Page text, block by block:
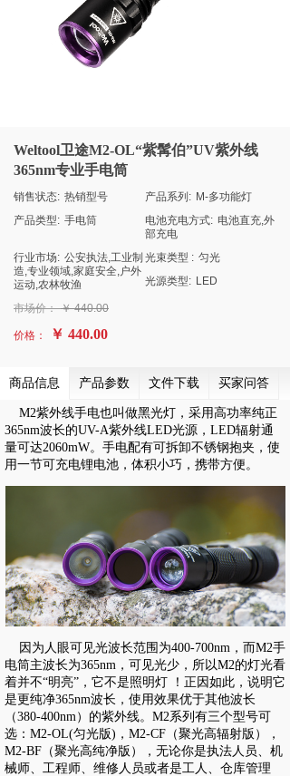
Weltool卫途M2-OL“紫髯伯”UV紫外线
365nm专业手电筒
销售状态: 热销型号 产品系列: M-多功能灯
产品类型: 手电筒 电池充电方式: 电池直充,外
部充电
行业市场: 公安执法,工业制
造,专业领域,家庭安全,户外
运动,农林牧渔
光束类型 : 匀光
光源类型: LED
市场价： ￥440.00
价格： ￥ 440.00
商品信息 产品参数 文件下载 买家问答
M2紫外线手电也叫做黑光灯，采用高功率纯正
365nm波长的UV-A紫外线LED光源，LED辐射通
量可达2060mW。手电配有可拆卸不锈钢抱夹，使
用一节可充电锂电池，体积小巧，携带方便。
因为人眼可见光波长范围为400-700nm，而M2手
电筒主波长为365nm，可见光少，所以M2的灯光看
着并不“明亮”，它不是照明灯 ！正因如此，说明它
是更纯净365nm波长，使用效果优于其他波长
（380-400nm）的紫外线。 M2系列有三个型号可
选：M2-OL(匀光版)，M2-CF（聚光高辐射版），
M2-BF（聚光高纯净版），无论你是执法人员、机
械师、工程师、维修人员或者是工人、仓库管理